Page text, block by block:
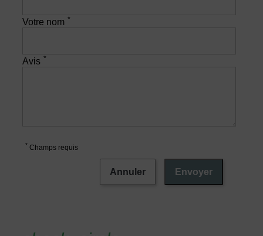
Votre nom *
Avis *
* Champs requis
Annuler Envoyer